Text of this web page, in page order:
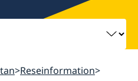
Reseinformation